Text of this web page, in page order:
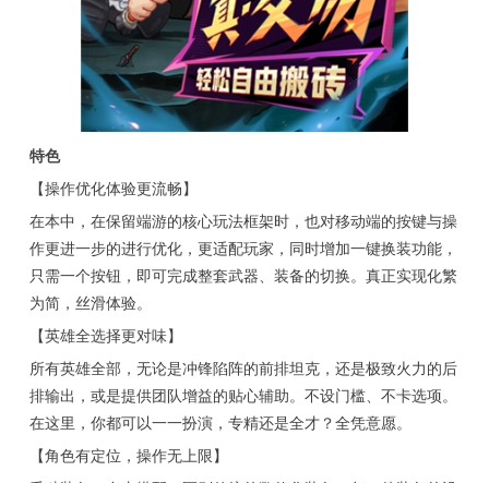
特色
【操作优化体验更流畅】
在本中，在保留端游的核心玩法框架时，也对移动端的按键与操
作更进一步的进行优化，更适配玩家，同时增加一键换装功能，
只需一个按钮，即可完成整套武器、装备的切换。真正实现化繁
为简，丝滑体验。
【英雄全选择更对味】
所有英雄全部，无论是冲锋陷阵的前排坦克，还是极致火力的后
排输出，或是提供团队增益的贴心辅助。不设门槛、不卡选项。
在这里，你都可以一一扮演，专精还是全才？全凭意愿。
【角色有定位，操作无上限】